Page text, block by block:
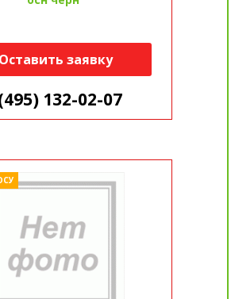
Оставить заявку
132-02-07